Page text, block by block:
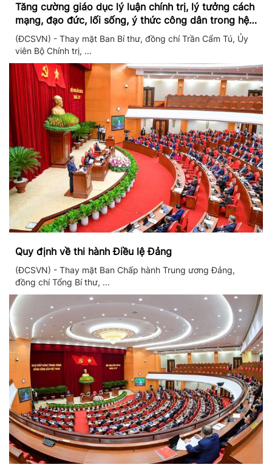
Tăng cường giáo dục lý luận chính trị, lý tưởng cách
mạng, đạo đức, lối sống, ý thức công dân trong hệ
thống giáo dục quốc dân
(ĐCSVN) - Thay mặt Ban Bí thư, đồng chí Trần Cẩm Tú, Ủy
viên Bộ Chính trị, ...
Quy định về thi hành Điều lệ Đảng
(ĐCSVN) - Thay mặt Ban Chấp hành Trung ương Đảng,
đồng chí Tổng Bí thư, ...